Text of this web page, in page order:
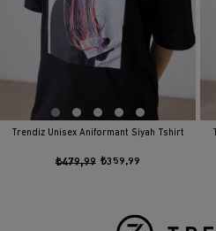
Trendiz Unisex Aniformant Siyah Tshirt
₺359,99
₺479,99